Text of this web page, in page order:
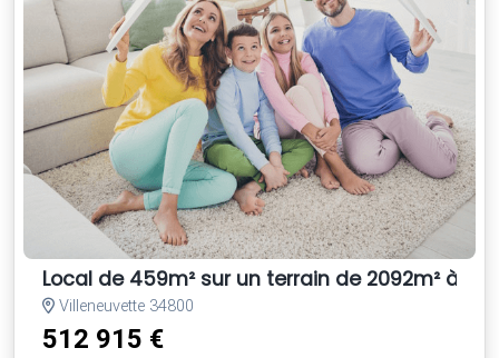
Local de 459m² sur un terrain de 2092m² à
Villeneuvette 34800
512 915 €